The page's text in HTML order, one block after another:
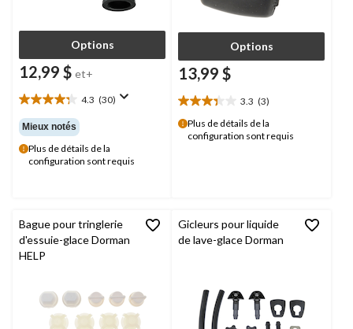
Options
12,99 $ et+
4.3 (30)
4.3
étoile(s)
sur
5.
30
Mieux notés
Plus de détails de la
configuration sont requis
Options
13,99 $
3.3 (3)
3.3
étoile(s)
sur
Plus de détails de la
configuration sont requis
Bague pour tringlerie
d'essuie-glace Dorman
HELP
Gicleurs pour liquide
de lave-glace Dorman